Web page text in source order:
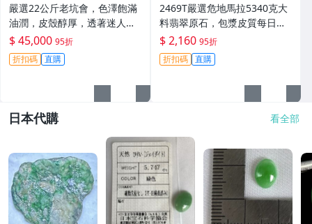
嚴選22公斤老坑會，色澤飽滿
油潤，皮殼醇厚，透著迷人的
黃霧光澤 翡翠 A貨 玉石
$ 45,000 95折
折扣碼 直購
2469T嚴選危地馬拉5340克大
料翡翠原石，包漿皮質每日拍
賣截拍11點，真實成交等您
來！翡翠 原石 包漝
$ 2,160 95折
折扣碼 直購
日本代購 看全部